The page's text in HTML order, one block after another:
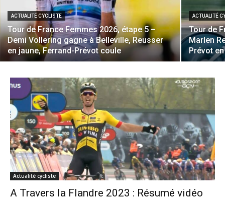
ACTUALITÉ CYCLISTE
Tour de France Femmes 2026, étape 5 –
Demi Vollering gagne à Belleville, Reusser
en jaune, Ferrand-Prévot coule
ACTUALITÉ
Tour de
Marlen
Prévot
Actualité cycliste
A Travers la Flandre 2023 : Résumé vidéo